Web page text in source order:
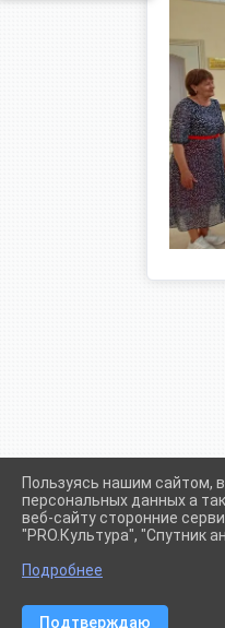
Сетевое издание
Пользуясь нашим сайтом,
персональных данных а
веб-сайту сторонние
"PRO.Культура", "Спутник
Подробнее
Подтверждаю